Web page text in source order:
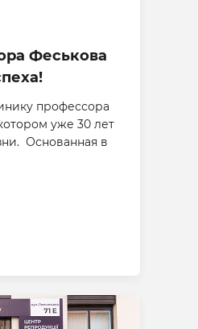
Феськова
профессора
уже 30 лет
Основанная в